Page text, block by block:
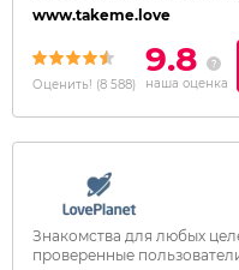
www.takeme.love
Оценить! (8 588)
9.8
наша оценка
Знакомства для любых
проверенные